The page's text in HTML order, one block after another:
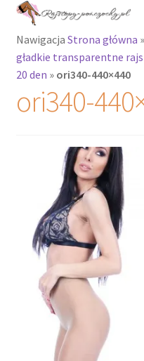
Przejdź
nawigacji
Przejdź
treści
Rajstopy
Rozwiń
menu
potomne
Podkolanówki i
skarpetki
Wszystkie
produkty
Recenzje
Rozwiń
menu
potomne
Nawigacja Strona główna »
gładkie transparentne
20 den » ori340-440×440
ori340-